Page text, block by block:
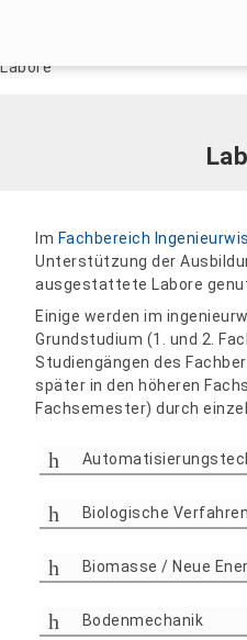
Menü überspringen
Labore
Im Fachbereich
Unterstützung der
ausgestattete Labore
Einige werden im
Grundstudium (1. und 2.
Studiengängen des
später in den höheren
Fachsemester) durch
Biologische
Biomasse / Neue
Bodenmechanik